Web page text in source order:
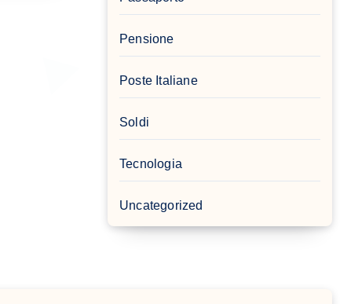
Pensione
Poste Italiane
Soldi
Tecnologia
Uncategorized